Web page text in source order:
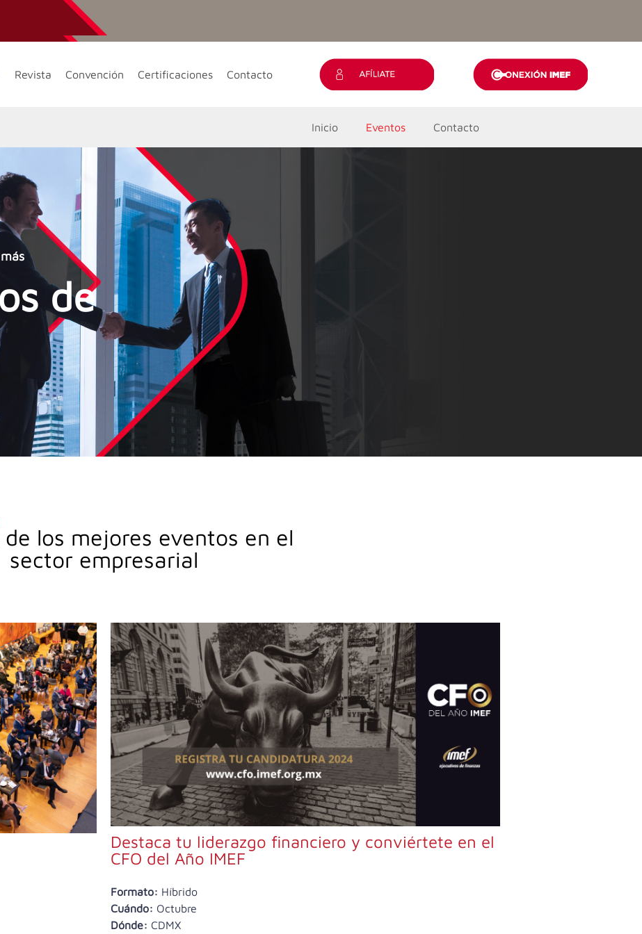
Revista Convención Certificaciones Contacto
Inicio Eventos Contacto
de
los mejores eventos en el
sector empresarial
Destaca tu liderazgo financiero y conviértete en el
CFO del Año IMEF
Formato: Híbrido
Cuándo: Octubre
Dónde: CDMX